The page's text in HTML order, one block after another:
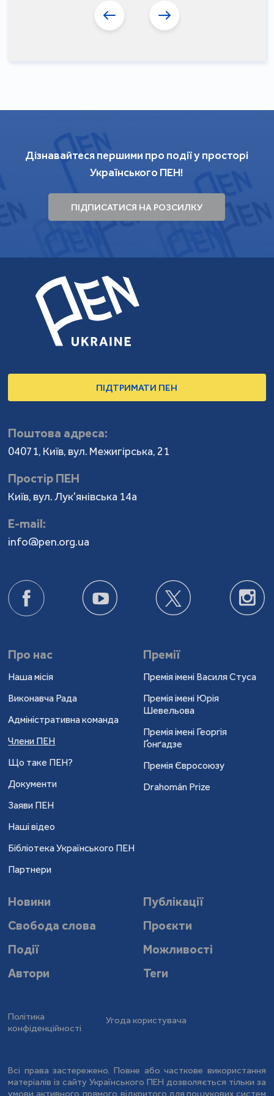
Дізнавайтеся першими про події у просторі
Українського ПЕН!
ПІДПИСАТИСЯ НА РОЗСИЛКУ
ПІДТРИМАТИ ПЕН
Поштова адреса:
04071, Київ, вул. Межигірська, 21
Простір ПЕН
Київ, вул. Лук'янівська 14а
Е-mail:
info@pen.org.ua
Про нас
Наша місія
Виконавча Рада
Адміністративна команда
Члени ПЕН
Що таке ПЕН?
Документи
Заяви ПЕН
Наші відео
Бібліотека Українського ПЕН
Партнери
Премії
Премія імені Василя Стуса
Премія імені Юрія
Шевельова
Премія імені Георгія
Ґонґадзе
Премія Євросоюзу
Drahomán Prize
Новини
Публікації
Свобода слова
Проєкти
Події
Можливості
Автори
Теги
Політика
конфіденційності
Угода користувача
Всі права застережено. Повне або часткове використання
матеріалів із сайту Українського ПЕН дозволяється тільки за
умови активного, прямого, відкритого для пошукових систем